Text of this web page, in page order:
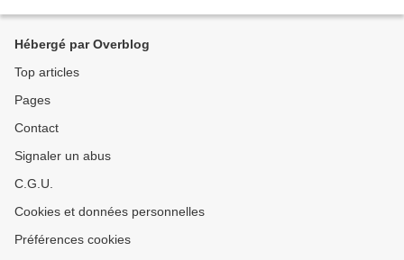
Hébergé par Overblog
Top articles
Pages
Contact
Signaler un abus
C.G.U.
Cookies et données personnelles
Préférences cookies